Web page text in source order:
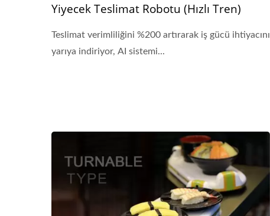
Yiyecek Teslimat Robotu (Hızlı Tren)
Teslimat verimliliğini %200 artırarak iş gücü ihtiyacını
yarıya indiriyor, AI sistemi...